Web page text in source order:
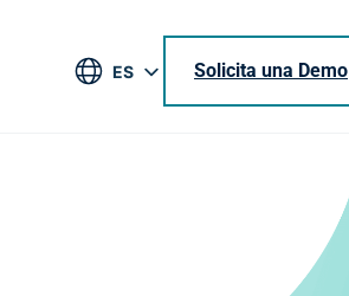
ES
Solicita una Demo